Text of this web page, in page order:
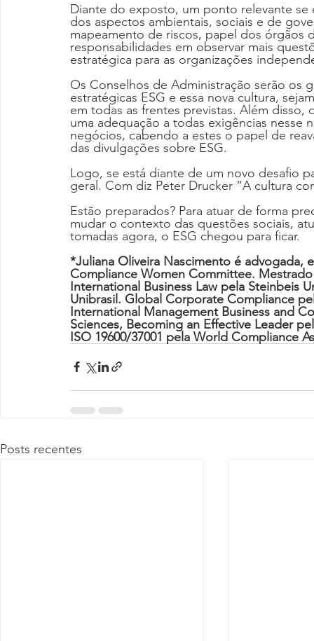
Diante do exposto, um ponto relevante
dos aspectos ambientais, sociais e de
mapeamento de riscos, papel dos órgãos
responsabilidades em observar mais
estratégica para as organizações
Os Conselhos de Administração serão os
estratégicas ESG e essa nova cultura,
em todas as frentes previstas. Além
uma adequação a todas exigências
negócios, cabendo a estes o papel de
das divulgações sobre ESG.
Logo, se está diante de um novo desafio
geral. Com diz Peter Drucker “A cultura
Estão preparados? Para atuar de forma
mudar o contexto das questões sociais,
tomadas agora, o ESG chegou para ficar.
*Juliana Oliveira Nascimento é
Compliance Women Committee.
International Business Law pela Steinbeis
Unibrasil. Global Corporate Compliance
International Management Business and
Sciences, Becoming an Effective Leader
ISO 19600/37001 pela World Compliance
Posts recentes